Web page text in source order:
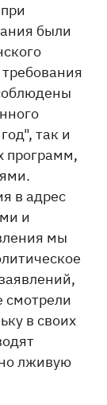
были
так и
программ,
в адрес
и
мы
смотрели
в своих
лживую